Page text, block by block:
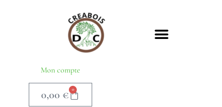
Mon compte
0,00 € 0